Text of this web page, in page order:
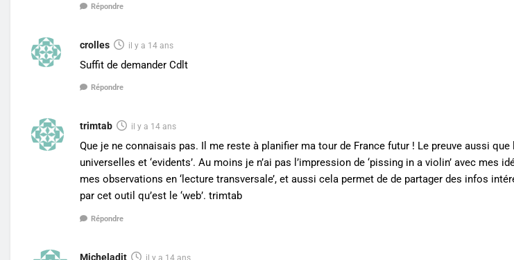
Répondre
crolles il y a 14 ans
Suffit de demander Cdlt
Répondre
trimtab il y a 14 ans
Que je ne connaisais pas. Il me reste à planifier ma tour de France futur ! Le preuve aussi
universelles et ‘evidents’. Au moins je n’ai pas l’impression de ‘pissing in a violin’ avec mes
mes observations en ‘lecture transversale’, et aussi cela permet de de partager des infos
par cet outil qu’est le ‘web’. trimtab
Répondre
Micheladit il y a 14 ans